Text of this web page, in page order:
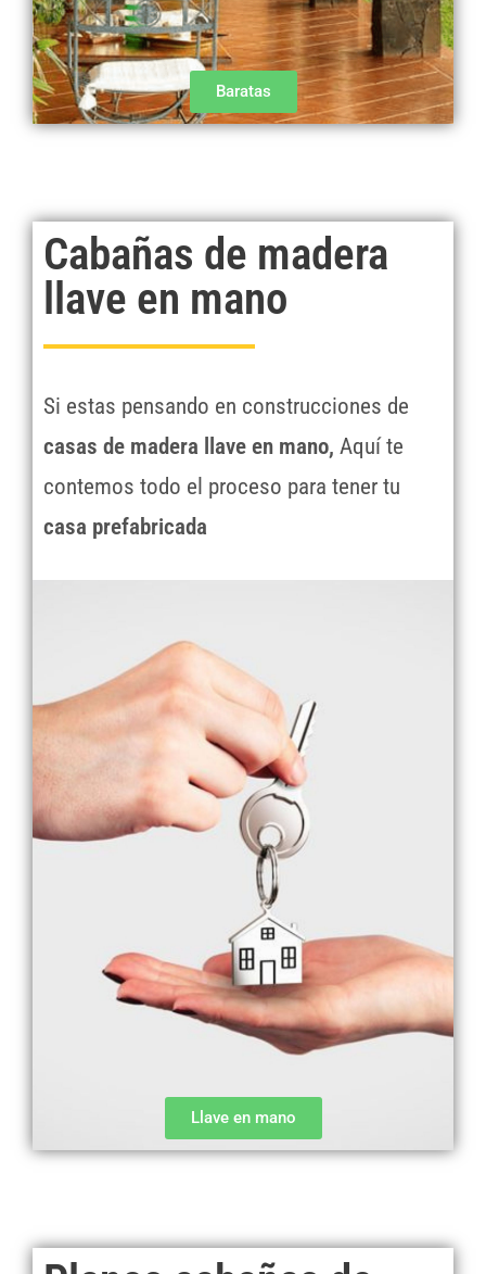
Baratas
Cabañas de madera
llave en mano
Si estas pensando en construcciones de
casas de madera llave en mano, Aquí te
contemos todo el proceso para tener tu
casa prefabricada
Llave en mano